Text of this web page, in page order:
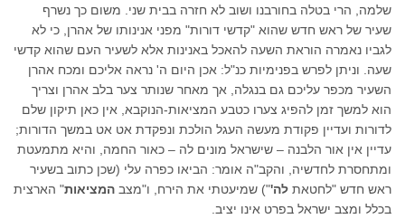
שלמה, הרי בטלה בחורבנו ושוב לא חזרה בבית שני. משום כך נשרף
שעיר של ראש חדש שהוא "קדשי דורות" מפני אנינותו של אהרן, כי לא
לגביו נאמרה הוראת השעה להאכל באנינות אלא לשעיר העם שהוא קדשי
שעה. וניתן לפרש בפנימיות כנ"ל: אכן היום ה' נראה אליכם ומכח אהרן
השעיר מכפר עליכם גם בנגלה, אך מאחר שנותר צער בלב אהרן וצריך
הוא למשך זמן להפיג צערו כטבע המציאות-הנוקבא, אין כאן תיקון שלם
לדורות ועדיין פקודת מעשה העגל הולכת ונפקדת אט אט במשך הדורות;
עדיין אין אור הלבנה – שישראל מונים לה – כאור החמה, והיא מתמעטת
ומתחסרת לחדשיה, והקב"ה אומר: הביאו כפרה עלי (שכן כתוב בשעיר
ראש חדש "לחטאת לה'") שמיעטתי את הירח, ו"מצב המציאות" הארצית
בכלל ומצב ישראל בפרט אינו יציב.